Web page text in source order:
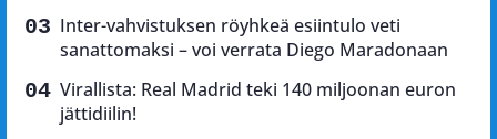
Inter-vahvistuksen röyhkeä esiintulo veti
sanattomaksi – voi verrata Diego Maradonaan
Virallista: Real Madrid teki 140 miljoonan euron
jättidiilin!